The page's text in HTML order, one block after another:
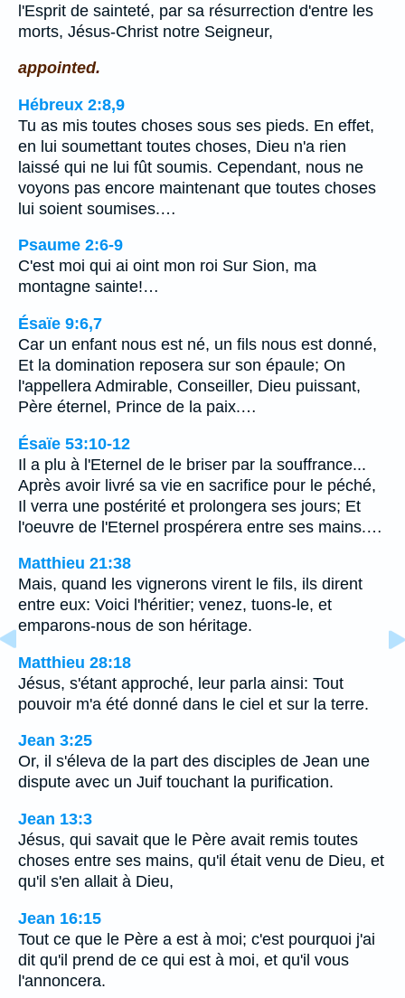
l'Esprit de sainteté, par sa résurrection d'entre les
morts, Jésus-Christ notre Seigneur,
appointed.
Hébreux 2:8,9
Tu as mis toutes choses sous ses pieds. En effet,
en lui soumettant toutes choses, Dieu n'a rien
laissé qui ne lui fût soumis. Cependant, nous ne
voyons pas encore maintenant que toutes choses
lui soient soumises.…
Psaume 2:6-9
C'est moi qui ai oint mon roi Sur Sion, ma
montagne sainte!…
Ésaïe 9:6,7
Car un enfant nous est né, un fils nous est donné,
Et la domination reposera sur son épaule; On
l'appellera Admirable, Conseiller, Dieu puissant,
Père éternel, Prince de la paix.…
Ésaïe 53:10-12
Il a plu à l'Eternel de le briser par la souffrance...
Après avoir livré sa vie en sacrifice pour le péché,
Il verra une postérité et prolongera ses jours; Et
l'oeuvre de l'Eternel prospérera entre ses mains.…
Matthieu 21:38
Mais, quand les vignerons virent le fils, ils dirent
entre eux: Voici l'héritier; venez, tuons-le, et
emparons-nous de son héritage.
Matthieu 28:18
Jésus, s'étant approché, leur parla ainsi: Tout
pouvoir m'a été donné dans le ciel et sur la terre.
Jean 3:25
Or, il s'éleva de la part des disciples de Jean une
dispute avec un Juif touchant la purification.
Jean 13:3
Jésus, qui savait que le Père avait remis toutes
choses entre ses mains, qu'il était venu de Dieu, et
qu'il s'en allait à Dieu,
Jean 16:15
Tout ce que le Père a est à moi; c'est pourquoi j'ai
dit qu'il prend de ce qui est à moi, et qu'il vous
l'annoncera.